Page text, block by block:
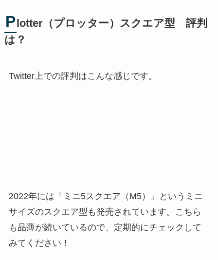
P lotter（プロッター）スクエア型 評判
は？
Twitter上での評判はこんな感じです。
2022年には「ミニ5スクエア（M5）」というミニ
サイズのスクエア型も発売されています。こちら
も品薄が続いているので、定期的にチェックして
みてください！